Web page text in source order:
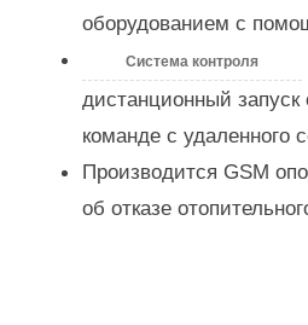
оборудованием с
Система контроля
дистанционный запуск
команде с удаленного
Производится GSM
об отказе